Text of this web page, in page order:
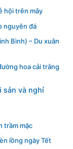
hội trên mây
nguyên đá
Bình) – Du xuân
hoa cải trắng
sản và nghỉ
trầm mặc
lồng ngày Tết